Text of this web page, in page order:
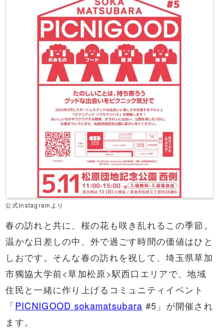
公式Instagramより
春の訪れと共に、桜の花も咲き乱れるこの季節。
温かな日差しの中、外で過ごす時間の価値はひと
しおです。そんな春の訪れを祝して、埼玉県草加
市獨協大学前<草加松原>駅西口エリアで、地域
住民と一緒に作り上げるコミュニティイベント
「PICNIGOOD sokamatsubara #5」が開催され
ます。